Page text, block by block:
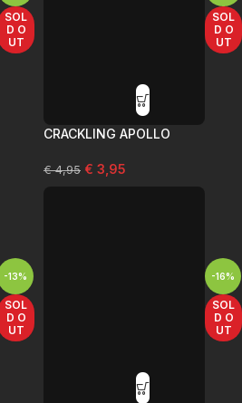
SOL
D O
UT
SOL
D O
UT
CRACKLING APOLLO
€4,95 € 3,95
-13%
SOL
D O
UT
-16%
SOL
D O
UT